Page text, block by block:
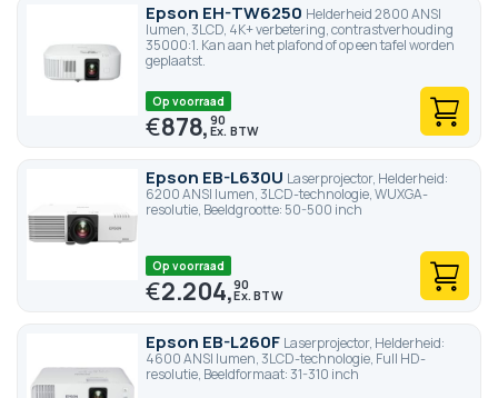
Epson EH-TW6250 Helderheid 2800 ANSI
lumen, 3LCD, 4K+ verbetering, contrastverhouding
35000:1. Kan aan het plafond of op een tafel worden
geplaatst.
Op voorraad
€878,90
Epson EB-L630U Laserprojector, Helderheid:
6200 ANSI lumen, 3LCD-technologie, WUXGA-
resolutie, Beeldgrootte: 50-500 inch
Op voorraad
€2.204,90
Epson EB-L260F Laserprojector, Helderheid:
4600 ANSI lumen, 3LCD-technologie, Full HD-
resolutie, Beeldformaat: 31-310 inch